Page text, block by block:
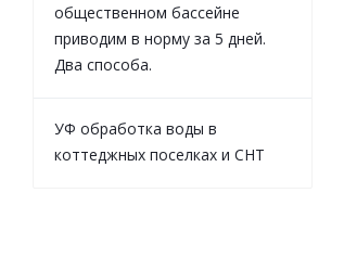
общественном бассейне
приводим в норму за 5 дней.
Два способа.
УФ обработка воды в
коттеджных поселках и СНТ